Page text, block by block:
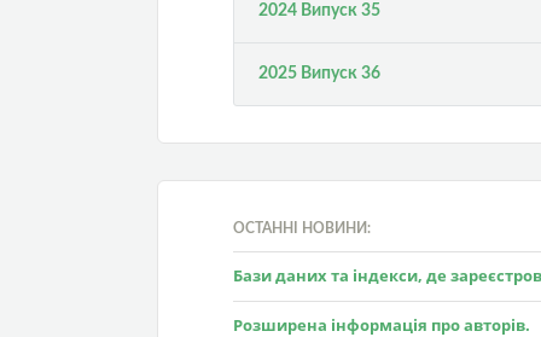
2024 Випуск 35
2025 Випуск 36
ОСТАННІ НОВИНИ:
Бази даних та індекси, де
Розширена інформація про авторів.